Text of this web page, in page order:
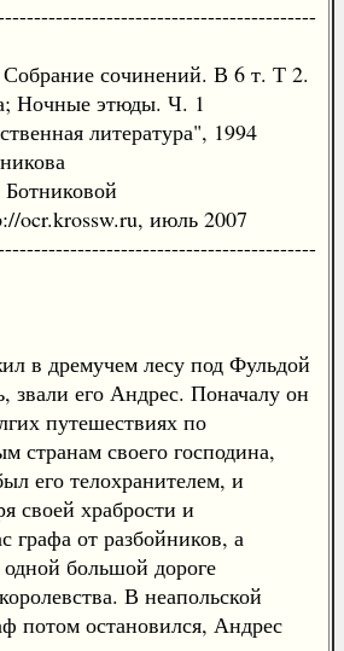
сочинений. В 6 т. Т 2.
Ночные этюды. Ч. 1
литература", 1994
ocr.krossw.ru, июль 2007
в дремучем лесу под Фульдой
звали его Андрес. Поначалу он
путешествиях по
странам своего господина,
его телохранителем, и
своей храбрости и
графа от разбойников, а
большой дороге
В неапольской
потом остановился, Андрес